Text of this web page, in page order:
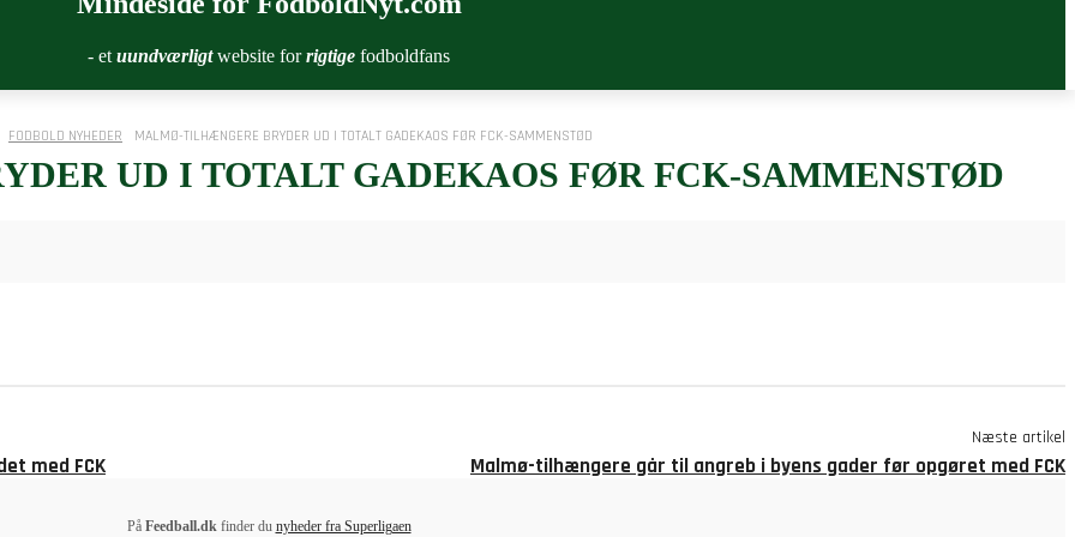
- et uundværligtwebsite forrigtige fodboldfans
FODBOLD NYHEDER MALMØ-TILHÆNGERE BRYDER UD I TOTALT GADEKAOS FØR FCK-SAMMENSTØD
UD I TOTALT GADEKAOS FØR FCK-SAMMENSTØD
med FCK
Næste artikel
Malmø-tilhængere går til angreb i byens gader før opgøret med FCK
På Feedball.dkfinder du nyheder fra Superligaen